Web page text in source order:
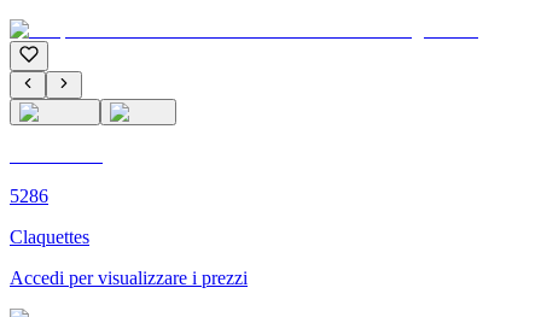
5286
Claquettes
Accedi per visualizzare i prezzi